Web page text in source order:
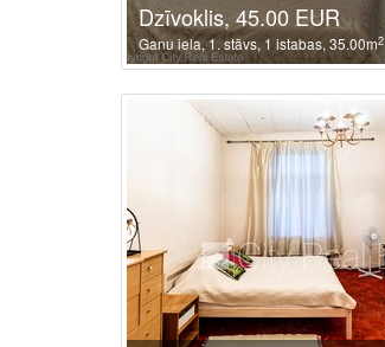
Dzīvoklis, 45.00 EUR
Ganu iela, 1. stāvs, 1 istabas, 35.00m2